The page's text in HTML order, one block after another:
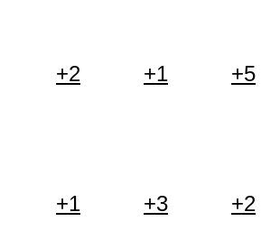
+2 +1 +5
+1 +3 +2